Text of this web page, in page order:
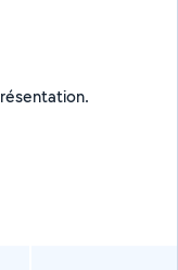
pas encore renseigné ma présentation.